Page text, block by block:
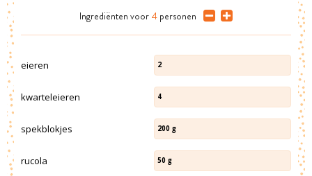
Ingrediënten voor 4 personen
eieren 2
kwarteleieren 4
spekblokjes 200 g
rucola 50 g